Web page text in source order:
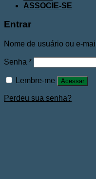
ASSOCIE-SE
Entrar
Nome de usuário ou e-mail
Senha *
Lembre-me Acessar
Perdeu sua senha?